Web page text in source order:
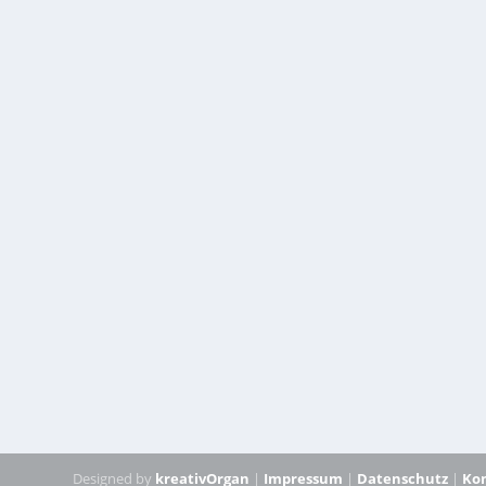
Designed by kreativOrgan | Impressum | Datenschutz |